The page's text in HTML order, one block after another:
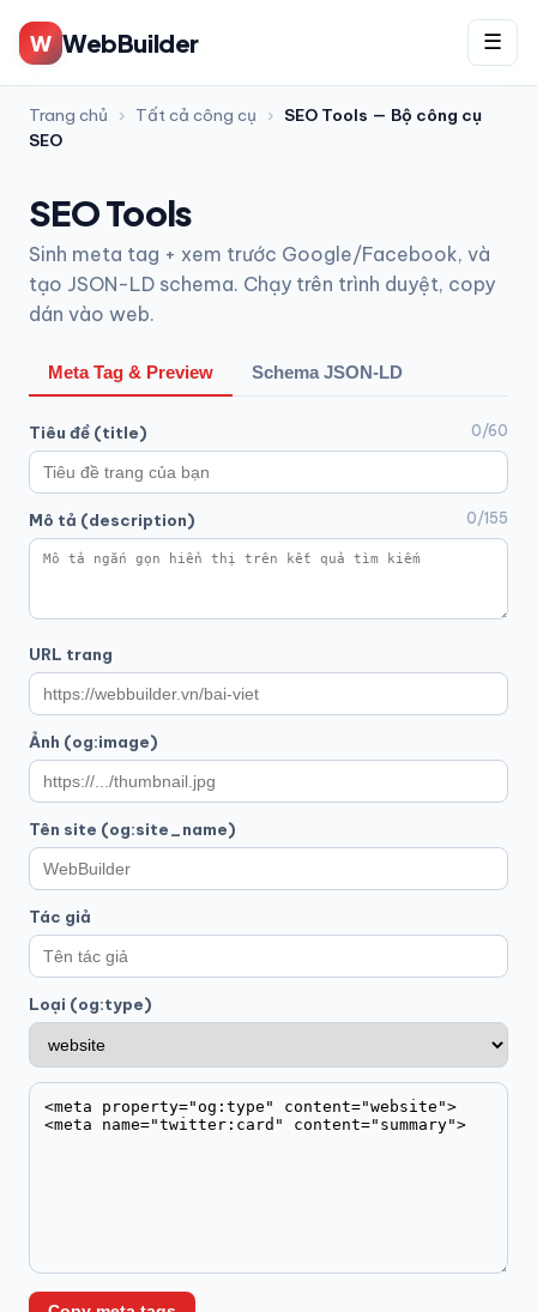
W WebBuilder ☰
Trang chủ › Tất cả công cụ › SEO Tools — Bộ công cụ
SEO
SEO Tools
Sinh meta tag + xem trước Google/Facebook, và
tạo JSON-LD schema. Chạy trên trình duyệt, copy
dán vào web.
Meta Tag & Preview Schema JSON-LD
Tiêu đề (title) 0/60
Mô tả (description) 0/155
URL trang
Ảnh (og:image)
Tên site (og:site_name)
Tác giả
Loại (og:type)